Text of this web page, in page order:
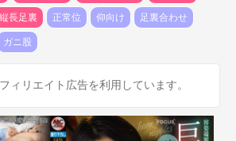
縦長足裏 正常位 仰向け 足裏合わせ
ガニ股
ィリエイト広告を利用しています。